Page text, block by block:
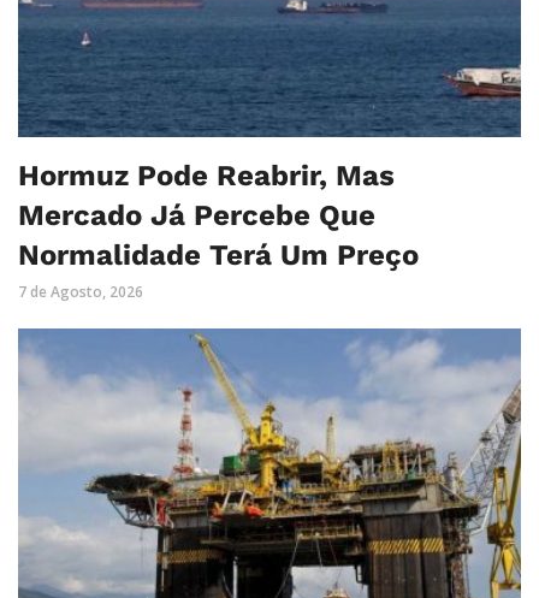
Hormuz Pode Reabrir, Mas
Mercado Já Percebe Que
Normalidade Terá Um Preço
7 de Agosto, 2026